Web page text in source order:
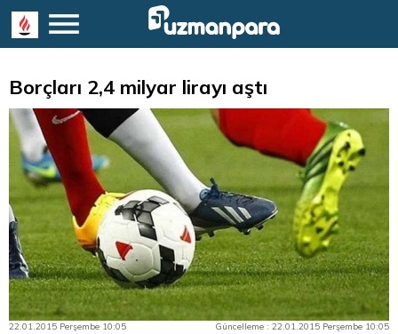
Borçları 2,4 milyar lirayı aştı
22.01.2015 Perşembe 10:05 Güncelleme : 22.01.2015 Perşembe 10:05